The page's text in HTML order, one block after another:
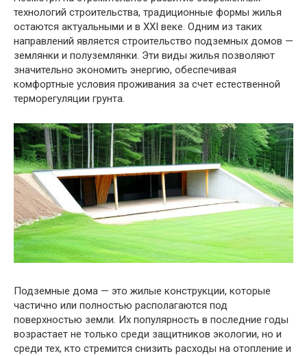
технологий строительства, традиционные формы жилья
остаются актуальными и в XXI веке. Одним из таких
направлений является строительство подземных домов —
землянки и полуземлянки. Эти виды жилья позволяют
значительно экономить энергию, обеспечивая
комфортные условия проживания за счет естественной
терморегуляции грунта.
Подземные дома — это жилые конструкции, которые
частично или полностью располагаются под
поверхностью земли. Их популярность в последние годы
возрастает не только среди защитников экологии, но и
среди тех, кто стремится снизить расходы на отопление и